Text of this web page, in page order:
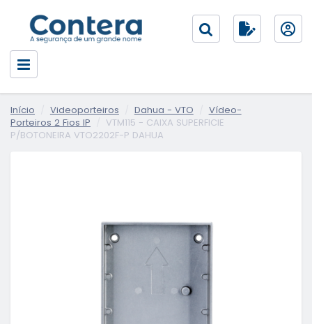
Início Videoporteiros Dahua - VTO
Vídeo-
Porteiros 2 Fios IP
VTM115 - CAIXA SUPERFICIE
P/BOTONEIRA VTO2202F-P DAHUA